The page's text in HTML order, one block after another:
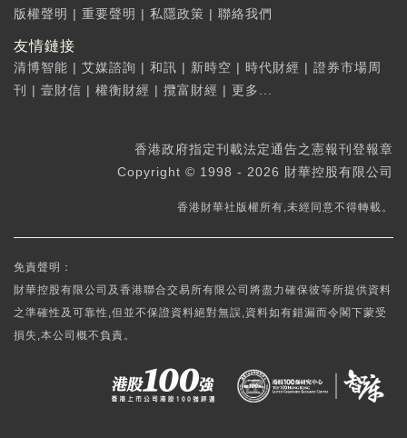
版權聲明 | 重要聲明 | 私隱政策 | 聯絡我們
友情鏈接
清博智能 | 艾媒諮詢 | 和訊 | 新時空 | 時代財經 | 證券市場周
刊
| 壹財信 | 權衡財經 | 攬富財經 | 更多...
香港政府指定刊載法定通告之憲報刊登報章
Copyright © 1998 - 2026 財華控股有限公司
香港財華社版權所有,未經同意不得轉載。
免責聲明：
財華控股有限公司及香港聯合交易所有限公司將盡力確保彼等所提供資料
之準確性及可靠性,但並不保證資料絕對無誤,資料如有錯漏而令閣下蒙受
損失,本公司概不負責。